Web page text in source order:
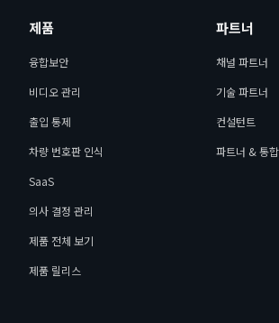
제품
융합보안
비디오 관리
출입 통제
차량 번호판 인식
SaaS
의사 결정 관리
제품 전체 보기
제품 릴리스
파트너
채널 파트너
기술 파트너
컨설턴트
파트너 & 통